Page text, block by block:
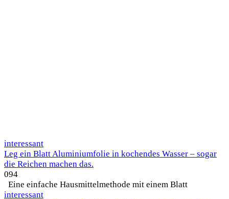
interessant
Leg ein Blatt Aluminiumfolie in kochendes Wasser – sogar
die Reichen machen das.
094
Eine einfache Hausmittelmethode mit einem Blatt
interessant